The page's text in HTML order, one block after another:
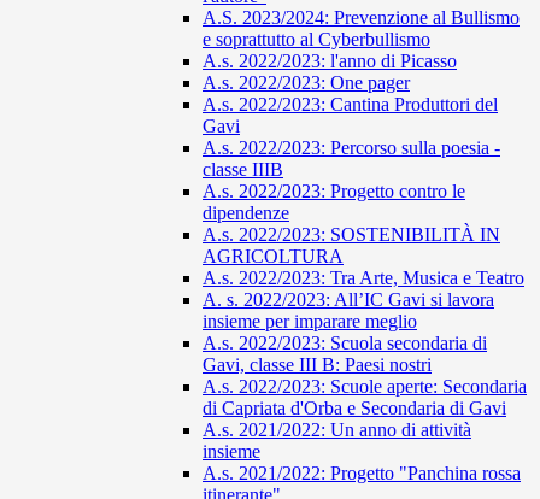
A.S. 2023/2024: Prevenzione al Bullismo
e soprattutto al Cyberbullismo
A.s. 2022/2023: l'anno di Picasso
A.s. 2022/2023: One pager
A.s. 2022/2023: Cantina Produttori del
Gavi
A.s. 2022/2023: Percorso sulla poesia -
classe IIIB
A.s. 2022/2023: Progetto contro le
dipendenze
A.s. 2022/2023: SOSTENIBILITÀ IN
AGRICOLTURA
A.s. 2022/2023: Tra Arte, Musica e Teatro
A. s. 2022/2023: All’IC Gavi si lavora
insieme per imparare meglio
A.s. 2022/2023: Scuola secondaria di
Gavi, classe III B: Paesi nostri
A.s. 2022/2023: Scuole aperte: Secondaria
di Capriata d'Orba e Secondaria di Gavi
A.s. 2021/2022: Un anno di attività
insieme
A.s. 2021/2022: Progetto "Panchina rossa